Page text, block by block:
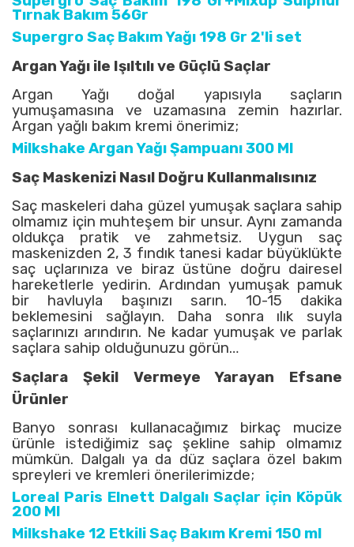
Tırnak Bakım 56Gr
Supergro Saç Bakım Yağı 198 Gr 2'li set
Argan Yağı ile Işıltılı ve Güçlü Saçlar
Argan Yağı doğal yapısıyla saçların
yumuşamasına ve uzamasına zemin hazırlar.
Argan yağlı bakım kremi önerimiz;
Milkshake Argan Yağı Şampuanı 300 Ml
Saç Maskenizi Nasıl Doğru Kullanmalısınız
Saç maskeleri daha güzel yumuşak saçlara sahip
olmamız için muhteşem bir unsur. Aynı zamanda
oldukça pratik ve zahmetsiz. Uygun saç
maskenizden 2, 3 fındık tanesi kadar büyüklükte
saç uçlarınıza ve biraz üstüne doğru dairesel
hareketlerle yedirin. Ardından yumuşak pamuk
bir havluyla başınızı sarın. 10-15 dakika
beklemesini sağlayın. Daha sonra ılık suyla
saçlarınızı arındırın. Ne kadar yumuşak ve parlak
saçlara sahip olduğunuzu görün…
Saçlara Şekil Vermeye Yarayan Efsane
Ürünler
Banyo sonrası kullanacağımız birkaç mucize
ürünle istediğimiz saç şekline sahip olmamız
mümkün. Dalgalı ya da düz saçlara özel bakım
spreyleri ve kremleri önerilerimizde;
Loreal Paris Elnett Dalgalı Saçlar için Köpük
200 Ml
Milkshake 12 Etkili Saç Bakım Kremi 150 ml